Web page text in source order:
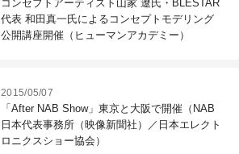
コンセプトアーティスト山家 遼氏・BLESTAR
代表 和田真一氏によるコンセプトモデリング
公開講座開催（ヒューマンアカデミー）
2015/05/07
「After NAB Show」東京と大阪で開催（NAB
日本代表事務所（映像新聞社）／日本エレクト
ロニクスショー協会）